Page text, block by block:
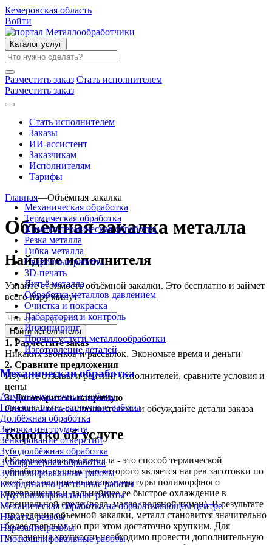
Кемеровская область
Войти
Каталог услуг
Разместить заказ Стать исполнителем
Разместить заказ
Стать исполнителем
Заказы
ИИ-ассистент
Заказчикам
Исполнителям
Тарифы
Механическая обработка
Термическая обработка
Химико-термическая обработка
Резка металла
Гибка металла
Сварочные работы
3D-печать
Литьё металла
Обработка металлов давлением
Очистка и покраска
Лаборатория и контроль
Инжиниринг
Прочие услуги металлообработки
Изготовление деталей
Механическая обработка
Алмазно-расточные работы
Горизонтально-расточные работы
Долбёжная обработка
Заточка инструмента
Зенкерование отверстий
Зубодолбёжная обработка
Зубофрезерная обработка
Зубошлифовальные работы
Координатно-расточные работы
Круглошлифовальные работы
Механическая обработка на обрабатывающем центре
Накатка резьбы
Нарезание резьбы
Плоскошлифовальные работы
Главная—Объёмная закалка
Объёмная закалка металла
Найдите исполнителя
Узнайте стоимость объёмной закалки. Это бесплатно и займет
всего пару минут
Найти исполнителя
1. Разместите заказ
Никаких звонков и рассылок. Экономьте время и деньги
2. Сравните предложения
Изучите отзывы и рейтинг исполнителей, сравните условия и
цены
3.Договоритесь напрямую
Связывайтесь с исполнителями и обсуждайте детали заказа
Коротко об услуге
Объемная закалка металла - это способ термической
обработки, сущностью которого является нагрев заготовки по
всей ее толщине выше температуры полиморфного
превращения и дальнейшее ее быстрое охлаждение в
специальной среде (вода, масло, водяной туман). В результате
проведения объемной закалки, металл становится значительно
более твердым, но при этом достаточно хрупким. Для
устранения хрупкости необходимо провести дополнительную